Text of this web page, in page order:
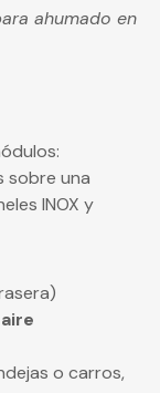
ahumado en
sobre una
INOX y
o carros,